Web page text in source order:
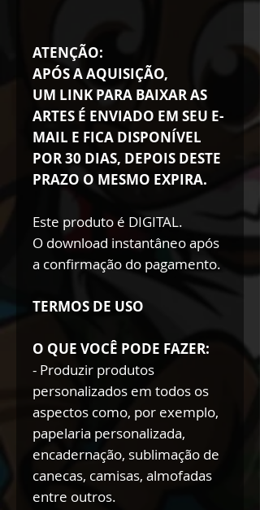
ATENÇÃO:
APÓS A AQUISIÇÃO,
UM LINK PARA BAIXAR AS
ARTES É ENVIADO EM SEU E-
MAIL E FICA DISPONÍVEL
POR 30 DIAS, DEPOIS DESTE
PRAZO O MESMO EXPIRA.
Este produto é DIGITAL.
O download instantâneo após
a confirmação do pagamento.
TERMOS DE USO
O QUE VOCÊ PODE FAZER:
- Produzir produtos
personalizados em todos os
aspectos como, por exemplo,
papelaria personalizada,
encadernação, sublimação de
canecas, camisas, almofadas
entre outros.